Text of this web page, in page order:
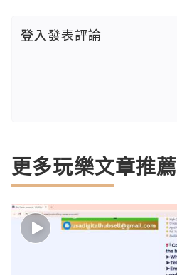
登入發表評論
更多玩樂文章推薦